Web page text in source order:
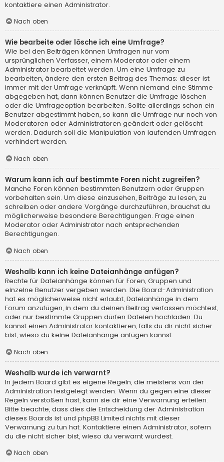
kontaktiere einen Administrator.
Nach oben
Wie bearbeite oder lösche ich eine Umfrage?
Wie bei den Beiträgen können Umfragen nur vom
ursprünglichen Verfasser, einem Moderator oder einem
Administrator bearbeitet werden. Um eine Umfrage zu
bearbeiten, ändere den ersten Beitrag des Themas; dieser ist
immer mit der Umfrage verknüpft. Wenn niemand eine Stimme
abgegeben hat, dann können Benutzer die Umfrage löschen
oder die Umfrageoption bearbeiten. Sollte allerdings schon ein
Benutzer abgestimmt haben, so kann die Umfrage nur noch von
Moderatoren oder Administratoren geändert oder gelöscht
werden. Dadurch soll die Manipulation von laufenden Umfragen
verhindert werden.
Nach oben
Warum kann ich auf bestimmte Foren nicht zugreifen?
Manche Foren können bestimmten Benutzern oder Gruppen
vorbehalten sein. Um diese einzusehen, Beiträge zu lesen, zu
schreiben oder andere Vorgänge durchzuführen, brauchst du
möglicherweise besondere Berechtigungen. Frage einen
Moderator oder Administrator nach entsprechenden
Berechtigungen.
Nach oben
Weshalb kann ich keine Dateianhänge anfügen?
Rechte für Dateianhänge können für Foren, Gruppen und
einzelne Benutzer vergeben werden. Die Board-Administration
hat es möglicherweise nicht erlaubt, Dateianhänge in dem
Forum anzufügen, in dem du deinen Beitrag verfassen möchtest,
oder nur bestimmte Gruppen dürfen Dateien hochladen. Du
kannst einen Administrator kontaktieren, falls du dir nicht sicher
bist, wieso du keine Dateianhänge anfügen kannst.
Nach oben
Weshalb wurde ich verwarnt?
In jedem Board gibt es eigene Regeln, die meistens von der
Administration festgelegt werden. Wenn du gegen eine dieser
Regeln verstoßen hast, kann sie dir eine Verwarnung erteilen.
Bitte beachte, dass dies die Entscheidung der Administration
dieses Boards ist und phpBB Limited nichts mit dieser
Verwarnung zu tun hat. Kontaktiere einen Administrator, sofern
du die nicht sicher bist, wieso du verwarnt wurdest.
Nach oben